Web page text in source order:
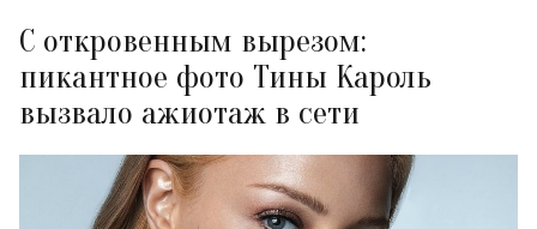
С откровенным вырезом:
пикантное фото Тины Кароль
вызвало ажиотаж в сети